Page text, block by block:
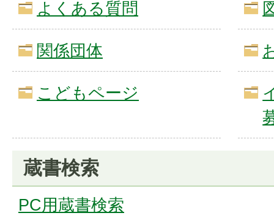
よくある質問
関係団体
こどもページ
蔵書検索
PC用蔵書検索